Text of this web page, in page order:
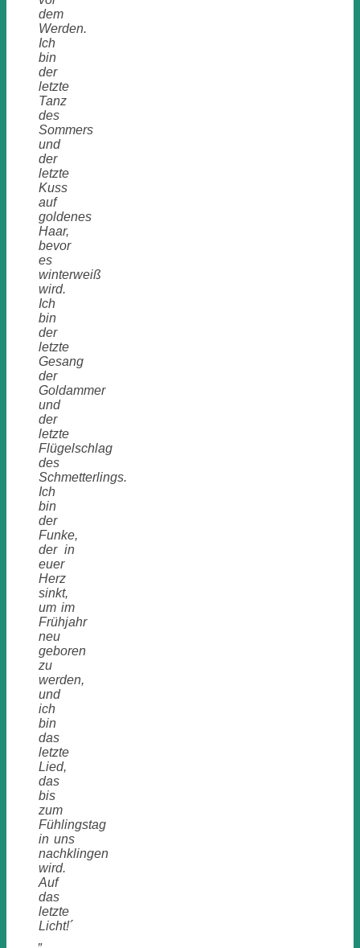
dem
Werden.
Ich
bin
der
letzte
Tanz
des
Sommers
und
der
letzte
Kuss
auf
goldenes
Haar,
bevor
es
winterweiß
wird.
Ich
bin
der
letzte
Gesang
der
Goldammer
und
der
letzte
Flügelschlag
des
Schmetterlings.
Ich
bin
der
Funke,
der in
euer
Herz
sinkt,
um im
Frühjahr
neu
geboren
zu
werden,
und
ich
bin
das
letzte
Lied,
das
bis
zum
Fühlingstag
in uns
nachklingen
wird.
Auf
das
letzte
Licht!´
„